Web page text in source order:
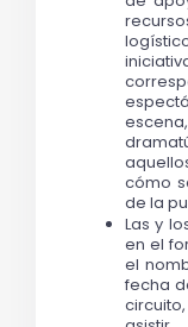
cómo
de la
Las y
en el
el
fecha